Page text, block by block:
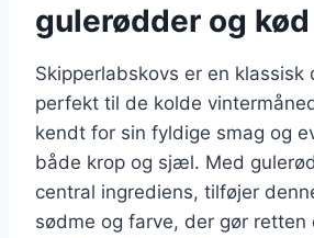
gulerødder og kød
Skipperlabskovs er en klassisk
perfekt til de kolde
kendt for sin fyldige smag og
både krop og sjæl. Med
central ingrediens, tilføjer
sødme og farve, der gør retten